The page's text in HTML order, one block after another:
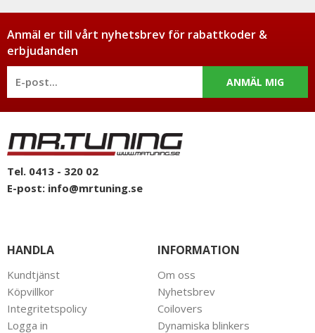
Anmäl er till vårt nyhetsbrev för rabattkoder &
erbjudanden
ANMÄL MIG
Tel. 0413 - 320 02
E-post: info@mrtuning.se
HANDLA
Kundtjänst
Köpvillkor
Integritetspolicy
Logga in
INFORMATION
Om oss
Nyhetsbrev
Coilovers
Dynamiska blinkers